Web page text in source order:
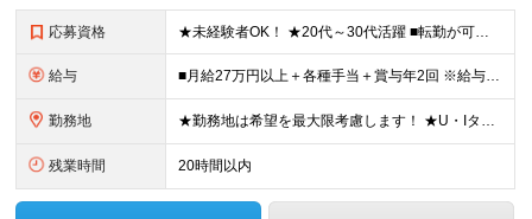
応募資格 ★未経験者OK！ ★20代～30代活躍 ■転勤が可能な方 ※全国に拠点を展開しているため ■普通自動車運転免許をお持ちの方 ■学歴不問
給与 ■月給27万円以上＋各種手当＋賞与年2回 ※給与は、年齢・経験・能力を考慮して決定します ※時間外勤務手当別途支給 ※販売実績に応じた奨励給あり ※試用期間：2ヶ月あり(条件に差異なし)
勤務地 ★勤務地は希望を最大限考慮します！ ★U・Iターン歓迎／マイカー通勤OK …………………… ★U-Select城北 埼玉県和光市下新倉5-27-1 …………………… ★U-Select鈴鹿東 三重
残業時間 20時間以内